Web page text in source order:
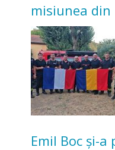
misiunea
incendii de
Emil Boc și-